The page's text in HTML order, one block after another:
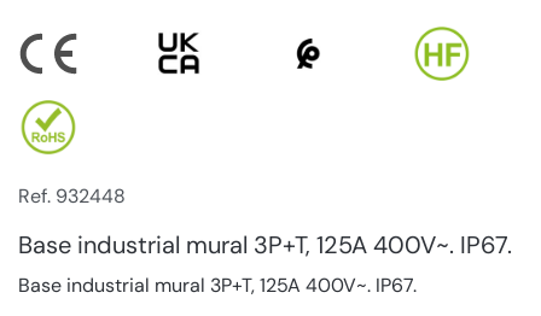
Ref. 932448
Base industrial mural 3P+T, 125A 400V~. IP67.
Base industrial mural 3P+T, 125A 400V~. IP67.